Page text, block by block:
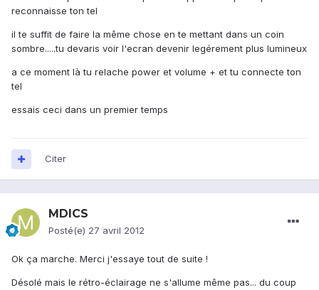
reconnaisse ton tel
il te suffit de faire la même chose en te mettant dans un coin
sombre.....tu devaris voir l'ecran devenir legérement plus lumineux
a ce moment là tu relache power et volume + et tu connecte ton
tel
essais ceci dans un premier temps
Citer
MDICS
Posté(e) 27 avril 2012
Ok ça marche. Merci j'essaye tout de suite !
Désolé mais le rétro-éclairage ne s'allume même pas... du coup